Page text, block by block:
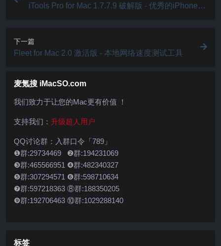
iTools Pro for Mac 1.7.7.9 破解版 - 优秀的iPhone/iP
下一篇
Fleet for Mac 2.0 激活版 - 本地网络速度测试工具
麦氪搜 iMacSO.com
我们致力于让您的Mac更有价值 ！
支持我们： 升级超人用户
QQ讨论群：入群口令「789」
❶群:29734469 ❷群:194231069
❸群:465566951 ❹群:482340327
❺群:307294571 ❻群:598710634
❼群:597218363 ⑧群:188350205
❾群:192706463 ⑩群:1029288140
标签